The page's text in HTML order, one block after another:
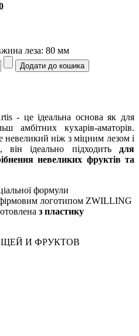
леза: 80 мм
- це ідеальна основа як для
амбітних кухарів-аматорів.
ніж з міцним лезом і
ідеально підходить для
невеликих фруктів та
формули
логотипом ZWILLING
з пластику
И ФРУКТОВ